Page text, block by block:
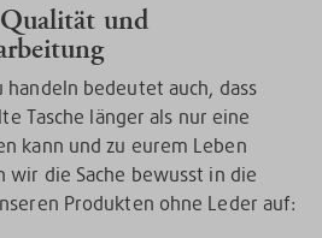
und
bedeutet auch, dass
Tasche länger als nur eine
kann und zu eurem Leben
wir die Sache bewusst in die
Produkten ohne Leder auf: